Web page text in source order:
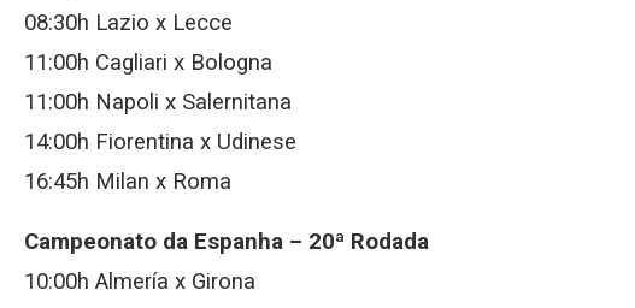
08:30h Lazio x Lecce
11:00h Cagliari x Bologna
11:00h Napoli x Salernitana
14:00h Fiorentina x Udinese
16:45h Milan x Roma
Campeonato da Espanha – 20ª Rodada
10:00h Almería x Girona